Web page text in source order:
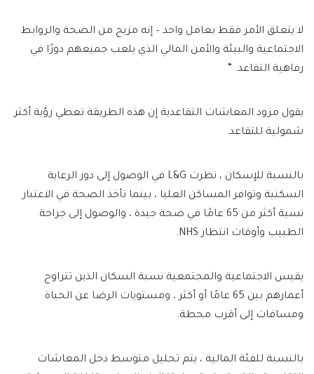
لا يتعلق الأمر فقط بعامل واحد – إنه مزيج من الصحة والروابط
الاجتماعية والبيئة والأمن المالي الذي يلعب جميعهم دورًا في
رفاهية التقاعد. “
يقول مزود المعاشات التقاعدية إن هذه الطريقة تعطي رؤية أكثر
شمولية للتقاعد.
بالنسبة للإسكان ، نظرت L&G في الوصول إلى دور الرعاية
السكنية وتوافر المساكن العليا ، بينما تأخذ الصحة في الاعتبار
نسبة أكثر من 65 عامًا في صحة جيدة ، والوصول إلى جراحة
الطبيب وأوقات انتظار NHS.
يقيس الاجتماعية والمجتمعية نسبة السكان الذين تتراوح
أعمارهم بين 65 عامًا أو أكثر ، ومستويات الرضا عن الحياة
ومسافات إلى أقرب محطة.
بالنسبة للفئة المالية ، يتم تحليل متوسط دخل المعاشات